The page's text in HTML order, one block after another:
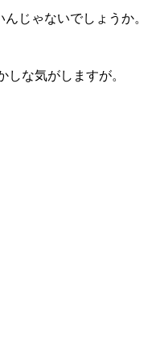
じゃないでしょうか。
な気がしますが。